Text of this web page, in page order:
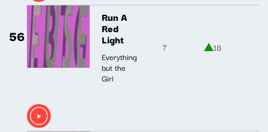
56
Run A
Red
Light
Everything
but the
Girl
7 18